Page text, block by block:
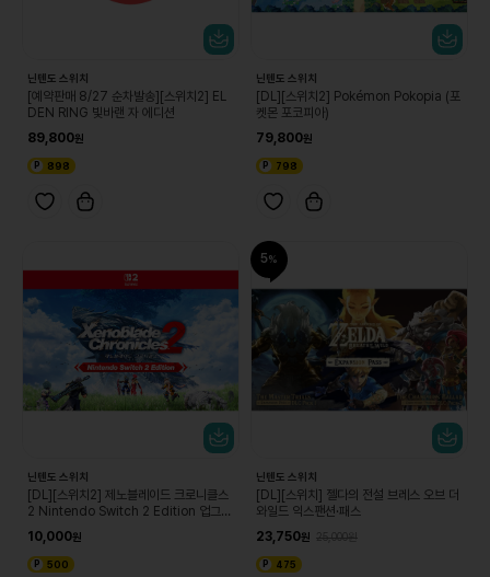
닌텐도 스위치
[예약판매 8/27 순차발송][스위치2] EL
DEN RING 빛바랜 자 에디션
89,800
898
닌텐도 스위치
[DL][스위치2] Pokémon Pokopia (포
켓몬 포코피아)
79,800
798
닌텐도 스위치
[DL][스위치2] 제노블레이드 크로니클스
2 Nintendo Switch 2 Edition 업그레
10,000
500
5
닌텐도 스위치
[DL][스위치] 젤다의 전설 브레스 오브 더
와일드 익스팬션·패스
23,750
25,000
475